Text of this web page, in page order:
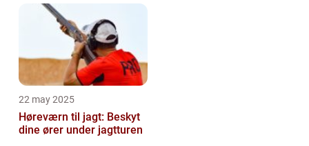
22 may 2025
Høreværn til jagt: Beskyt
dine ører under jagtturen